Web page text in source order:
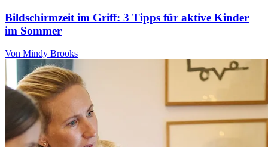
Bildschirmzeit im Griff: 3 Tipps für aktive Kinder
im Sommer
Von Mindy Brooks